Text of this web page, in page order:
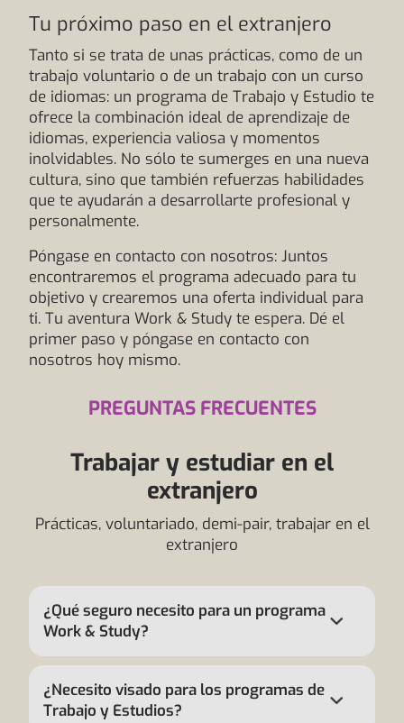
Tu próximo paso en el extranjero
Tanto si se trata de unas prácticas, como de un
trabajo voluntario o de un trabajo con un curso
de idiomas: un programa de Trabajo y Estudio te
ofrece la combinación ideal de aprendizaje de
idiomas, experiencia valiosa y momentos
inolvidables. No sólo te sumerges en una nueva
cultura, sino que también refuerzas habilidades
que te ayudarán a desarrollarte profesional y
personalmente.
Póngase en contacto con nosotros: Juntos
encontraremos el programa adecuado para tu
objetivo y crearemos una oferta individual para
ti. Tu aventura Work & Study te espera. Dé el
primer paso y póngase en contacto con
nosotros hoy mismo.
PREGUNTAS FRECUENTES
Trabajar y estudiar en el
extranjero
Prácticas, voluntariado, demi-pair, trabajar en el
extranjero
¿Qué seguro necesito para un programa
Work & Study?
¿Necesito visado para los programas de
Trabajo y Estudios?